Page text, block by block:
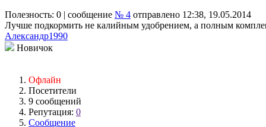
Полезность: 0 | сообщение № 4 отправлено 12:38, 19.05.2014
Лучше подкормить не калийным удобрением, а полным
Александр1990
Новичок
Офлайн
Посетители
9 сообщений
Репутация: 0
Сообщение